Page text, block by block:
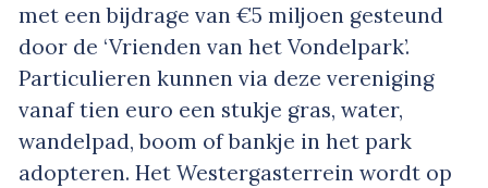
met een bijdrage van €5 miljoen gesteund
door de ‘Vrienden van het Vondelpark’.
Particulieren kunnen via deze vereniging
vanaf tien euro een stukje gras, water,
wandelpad, boom of bankje in het park
adopteren. Het Westergasterrein wordt op